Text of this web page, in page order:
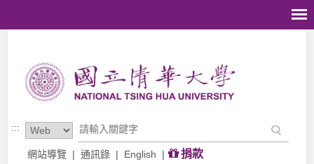
:::
網站導覽 | 通訊錄 | English | 捐款